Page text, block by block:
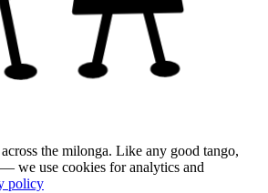
the milonga. Like any good tango,
we use cookies for analytics and
policy